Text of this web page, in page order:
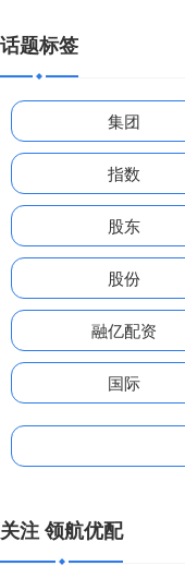
话题标签
集团
指数
股东
股份
融亿配资
国际
关注 领航优配